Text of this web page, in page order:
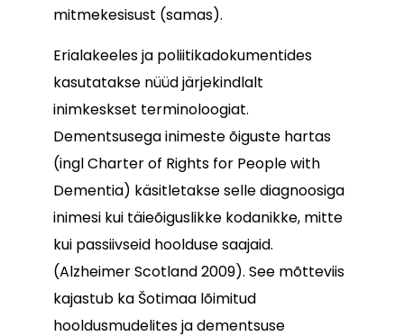
mitmekesisust (samas).
Erialakeeles ja poliitikadokumentides
kasutatakse nüüd järjekindlalt
inimkeskset terminoloogiat.
Dementsusega inimeste õiguste hartas
(ingl Charter of Rights for People with
Dementia) käsitletakse selle diagnoosiga
inimesi kui täieõiguslikke kodanikke, mitte
kui passiivseid hoolduse saajaid.
(Alzheimer Scotland 2009). See mõtteviis
kajastub ka Šotimaa lõimitud
hooldusmudelites ja dementsuse